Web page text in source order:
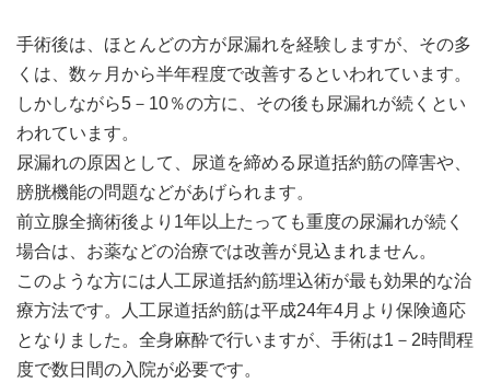
手術後は、ほとんどの方が尿漏れを経験しますが、その多
くは、数ヶ月から半年程度で改善するといわれています。
しかしながら5－10％の方に、その後も尿漏れが続くとい
われています。
尿漏れの原因として、尿道を締める尿道括約筋の障害や、
膀胱機能の問題などがあげられます。
前立腺全摘術後より1年以上たっても重度の尿漏れが続く
場合は、お薬などの治療では改善が見込まれません。
このような方には人工尿道括約筋埋込術が最も効果的な治
療方法です。人工尿道括約筋は平成24年4月より保険適応
となりました。全身麻酔で行いますが、手術は1－2時間程
度で数日間の入院が必要です。